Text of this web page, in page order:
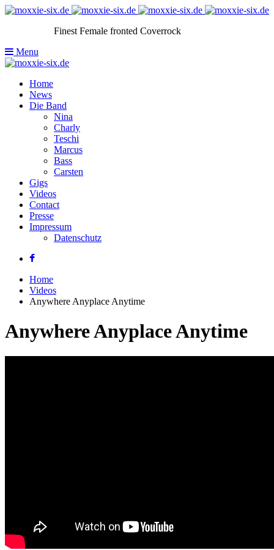
Finest Female fronted Coverrock
Menu
Home
News
Die Band
Nina
Charly
Teschi
Marcus
Bass
Carsten
Gigs
Videos
Contact
Presse
Impressum
Datenschutz
Home
Videos
Anywhere Anyplace Anytime
Anywhere Anyplace Anytime